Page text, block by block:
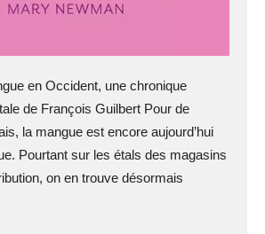
en Occident, une chronique
de François Guilbert Pour de
la mangue est encore aujourd’hui
Pourtant sur les étals des magasins
on en trouve désormais